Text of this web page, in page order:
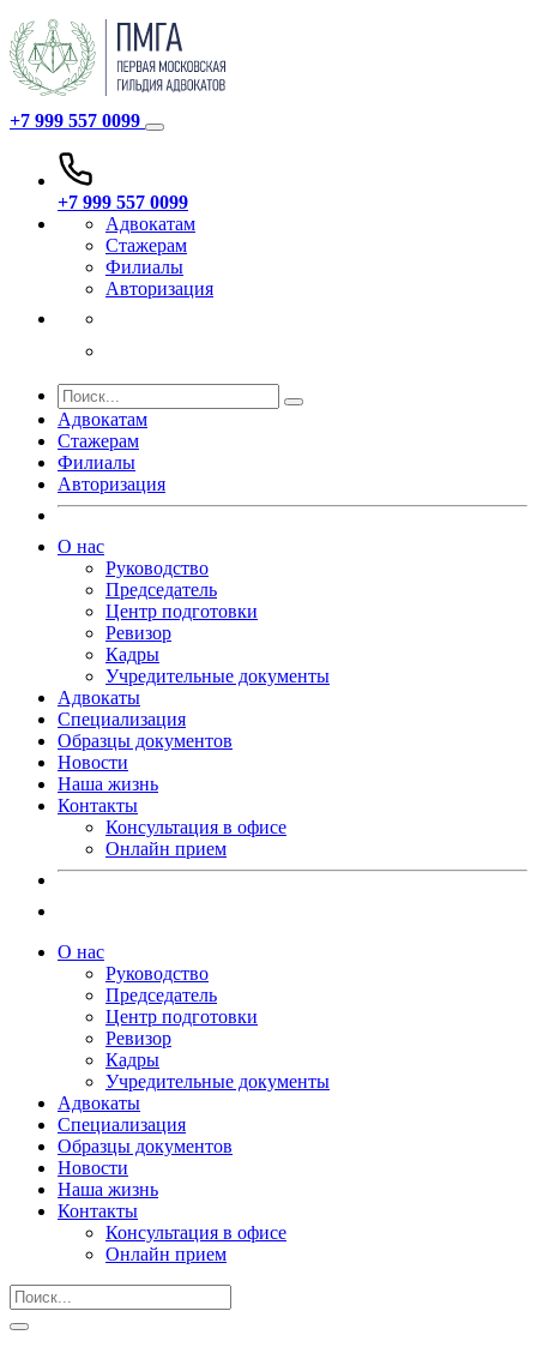
+7 999 557 0099
+7 999 557 0099
Адвокатам
Стажерам
Филиалы
Авторизация
Адвокатам
Стажерам
Филиалы
Авторизация
О нас
Руководство
Председатель
Центр подготовки
Ревизор
Кадры
Учредительные документы
Адвокаты
Специализация
Образцы документов
Новости
Наша жизнь
Контакты
Консультация в офисе
Онлайн прием
О нас
Руководство
Председатель
Центр подготовки
Ревизор
Кадры
Учредительные документы
Адвокаты
Специализация
Образцы документов
Новости
Наша жизнь
Контакты
Консультация в офисе
Онлайн прием